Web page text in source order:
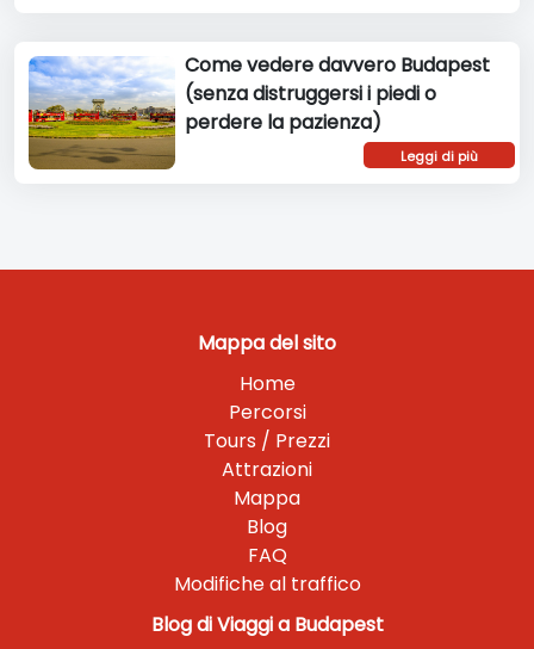
Come vedere davvero Budapest
(senza distruggersi i piedi o
perdere la pazienza)
Leggi di più
Mappa del sito
Home
Percorsi
Tours / Prezzi
Attrazioni
Mappa
Blog
FAQ
Modifiche al traffico
Blog di Viaggi a Budapest